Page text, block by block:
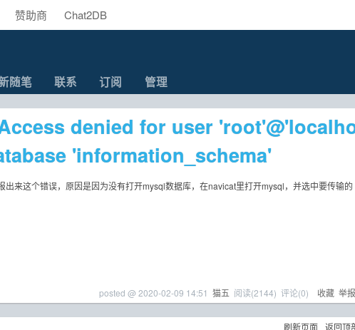
赞助商 Chat2DB
随笔 联系 订阅 管理
denied for user
'information_schema'
来这个错误，原因是因为没有打开mysql数据库，在navicat里打开mysql，并选中要传输的
posted @2020-02-09 14:51 猫五 阅读(2144) 评论(0) 收藏 举报
刷新页面 返回顶